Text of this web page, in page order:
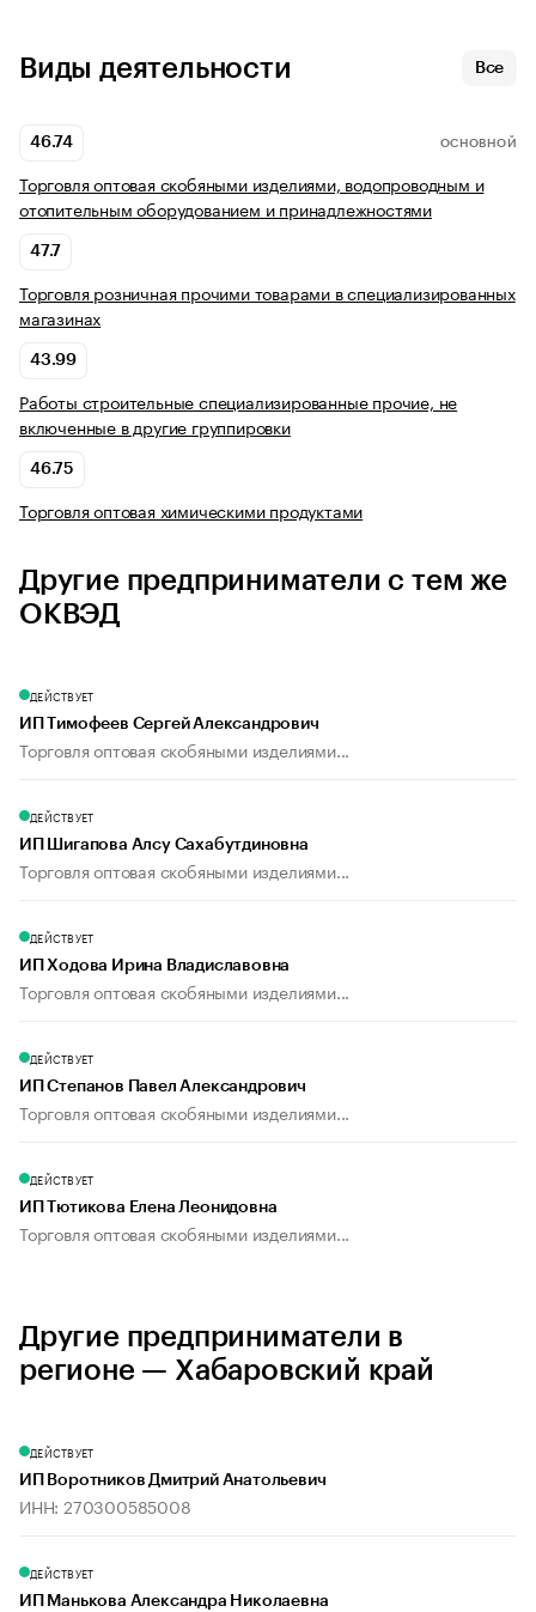
Виды деятельности Все
46.74 ОСНОВНОЙ
Торговля оптовая скобяными изделиями, водопроводным и
отопительным оборудованием и принадлежностями
47.7
Торговля розничная прочими товарами в специализированных
магазинах
43.99
Работы строительные специализированные прочие, не
включенные в другие группировки
46.75
Торговля оптовая химическими продуктами
Другие предприниматели с тем же
ОКВЭД
ДЕЙСТВУЕТ
ИП Тимофеев Сергей Александрович
Торговля оптовая скобяными изделиями...
ДЕЙСТВУЕТ
ИП Шигапова Алсу Сахабутдиновна
Торговля оптовая скобяными изделиями...
ДЕЙСТВУЕТ
ИП Ходова Ирина Владиславовна
Торговля оптовая скобяными изделиями...
ДЕЙСТВУЕТ
ИП Степанов Павел Александрович
Торговля оптовая скобяными изделиями...
ДЕЙСТВУЕТ
ИП Тютикова Елена Леонидовна
Торговля оптовая скобяными изделиями...
Другие предприниматели в
регионе — Хабаровский край
ДЕЙСТВУЕТ
ИП Воротников Дмитрий Анатольевич
ИНН: 270300585008
ДЕЙСТВУЕТ
ИП Манькова Александра Николаевна